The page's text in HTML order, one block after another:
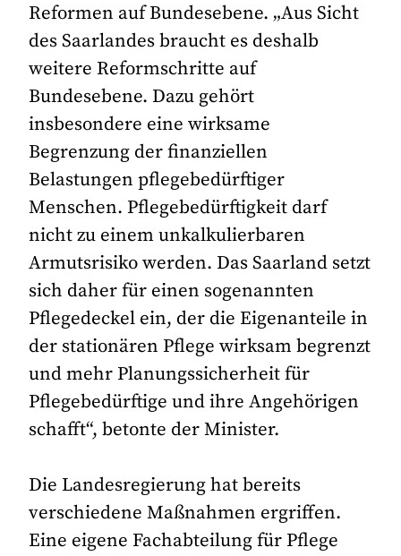
Reformen auf Bundesebene. „Aus Sicht
des Saarlandes braucht es deshalb
weitere Reformschritte auf
Bundesebene. Dazu gehört
insbesondere eine wirksame
Begrenzung der finanziellen
Belastungen pflegebedürftiger
Menschen. Pflegebedürftigkeit darf
nicht zu einem unkalkulierbaren
Armutsrisiko werden. Das Saarland setzt
sich daher für einen sogenannten
Pflegedeckel ein, der die Eigenanteile in
der stationären Pflege wirksam begrenzt
und mehr Planungssicherheit für
Pflegebedürftige und ihre Angehörigen
schafft“, betonte der Minister.
Die Landesregierung hat bereits
verschiedene Maßnahmen ergriffen.
Eine eigene Fachabteilung für Pflege